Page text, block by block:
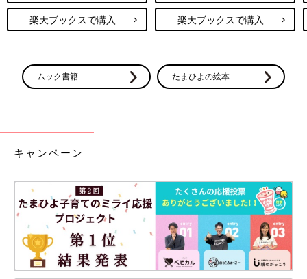
楽天ブックスで購入 楽天ブックスで購入
ムック書籍 たまひよの絵本
キャンペーン